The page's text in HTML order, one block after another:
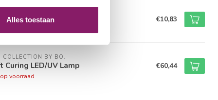
Alles toestaan
Pusher €10,83
COLLECTION BY BO.
Curing LED/UV Lamp
voorraad
€60,44